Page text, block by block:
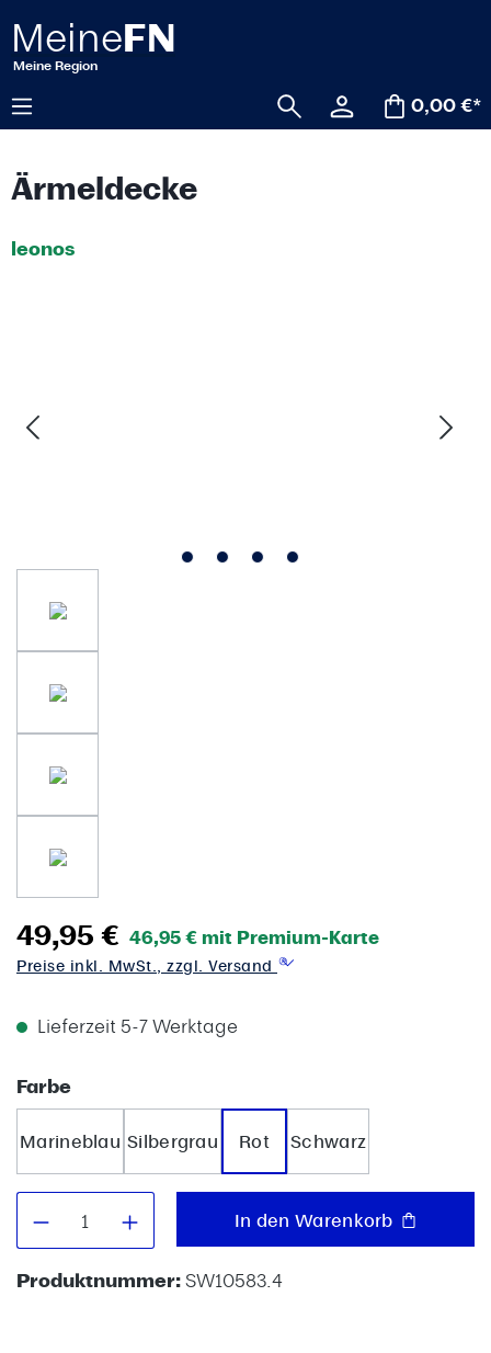
springen
0,00 €*
Ärmeldecke
leonos
49,95 € 46,95 € mit Premium-Karte
Preise inkl. MwSt., zzgl. Versand
Lieferzeit 5-7 Werktage
Farbeauswählen
Marineblau Silbergrau Rot Schwarz
Produkt Anzahl: Gib denIn den Warenkorb
Produktnummer:SW10583.4